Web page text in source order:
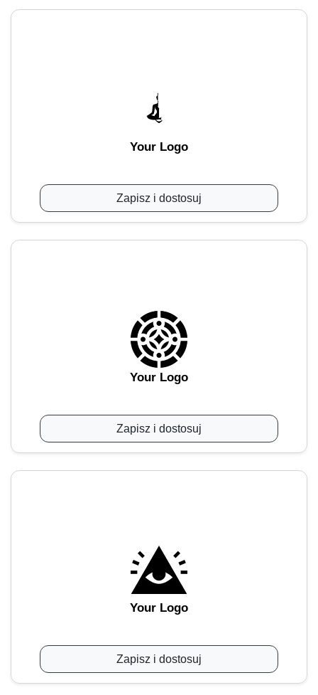
Your Logo
Zapisz i dostosuj
Your Logo
Zapisz i dostosuj
Your Logo
Zapisz i dostosuj